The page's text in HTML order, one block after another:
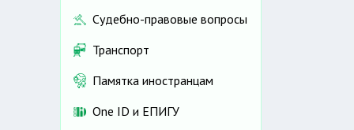
Судебно-правовые вопросы
Транспорт
Памятка иностранцам
One ID и ЕПИГУ